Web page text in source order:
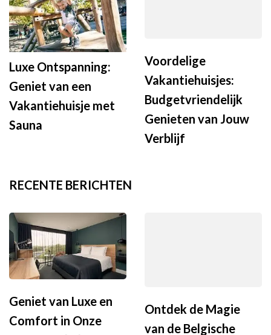
Luxe Ontspanning:
Geniet van een
Vakantiehuisje met
Sauna
Voordelige
Vakantiehuisjes:
Budgetvriendelijk
Genieten van Jouw
Verblijf
RECENTE BERICHTEN
Geniet van Luxe en
Comfort in Onze
Ontdek de Magie
van de Belgische